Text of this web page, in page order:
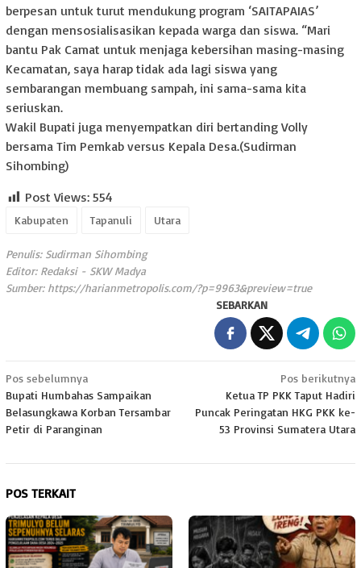
berpesan untuk turut mendukung program ‘SAITAPAIAS’
dengan mensosialisasikan kepada warga dan siswa. “Mari
bantu Pak Camat untuk menjaga kebersihan masing-masing
Kecamatan, saya harap tidak ada lagi siswa yang
sembarangan membuang sampah, ini sama-sama kita
seriuskan.
Wakil Bupati juga menyempatkan diri bertanding Volly
bersama Tim Pemkab versus Kepala Desa.(Sudirman
Sihombing)
Post Views: 554
Kabupaten Tapanuli Utara
Penulis: Sudirman Sihombing
Editor: Redaksi - SKW Madya
Sumber: https://harianmetropolis.com/?p=9963&preview=true
SEBARKAN
Navigasi
pos
Pos sebelumnya
Bupati Humbahas Sampaikan
Belasungkawa Korban Tersambar
Petir di Paranginan
Pos berikutnya
Ketua TP PKK Taput Hadiri
Puncak Peringatan HKG PKK ke-
53 Provinsi Sumatera Utara
POS TERKAIT